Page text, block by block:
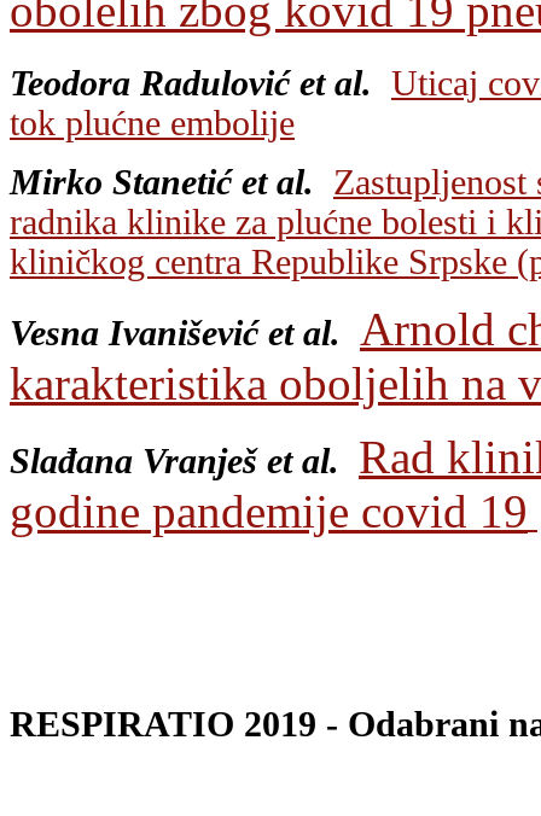
Teodora Radulović et al. Uticaj
tok plućne embolije
Mirko Stanetić et al. Zastupljenost
radnika klinike za plućne bolesti i
kliničkog centra Republike Srpske
Vesna Ivanišević et al. Arnold
karakteristika oboljelih na
Slađana Vranješ et al. Rad
godine pandemije covid 19
RESPIRATIO 2019 - Odabrani